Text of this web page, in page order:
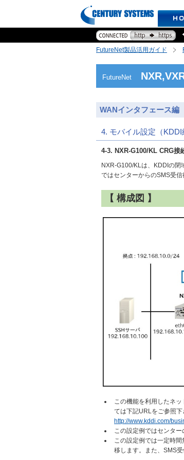
FutureNet製品活用ガイド
FutureNet
WANインタフェース編
4. モバイル設定（KDDI
4-3. NXR-G100/KL CRG接
NXR-G100/KLは、KDDIの閉
ではセンターからのSMS受信
【 構成図 】
この機能を利用したネ
ては下記URLをご参照下
http://www.kddi.com/
この設定例ではセンタ
この設定例では一定時
移します。また、SMS